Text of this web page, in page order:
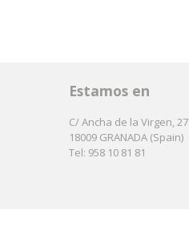
Estamos en
C/ Ancha de la Virgen, 27
18009 GRANADA (Spain)
Tel: 958 10 81 81